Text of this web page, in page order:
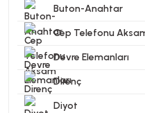
Buton-Anahtar
Cep Telefonu
Devre Elemanları
Direnç
Diyot